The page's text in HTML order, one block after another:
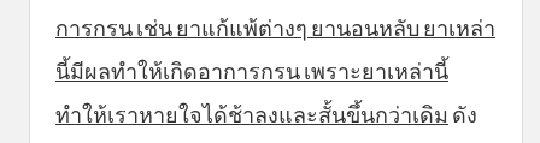
การกรน เช่น ยาแก้แพ้ต่างๆ ยานอนหลับ ยาเหล่า
นี้มีผลทำให้เกิดอาการกรน เพราะยาเหล่านี้
ทำให้เราหายใจได้ช้าลงและสั้นขึ้นกว่าเดิม ดัง